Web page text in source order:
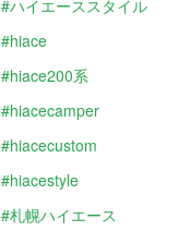
#ハイエーススタイル
#hiace
#hiace200系
#hiacecamper
#hiacecustom
#hiacestyle
#札幌ハイエース